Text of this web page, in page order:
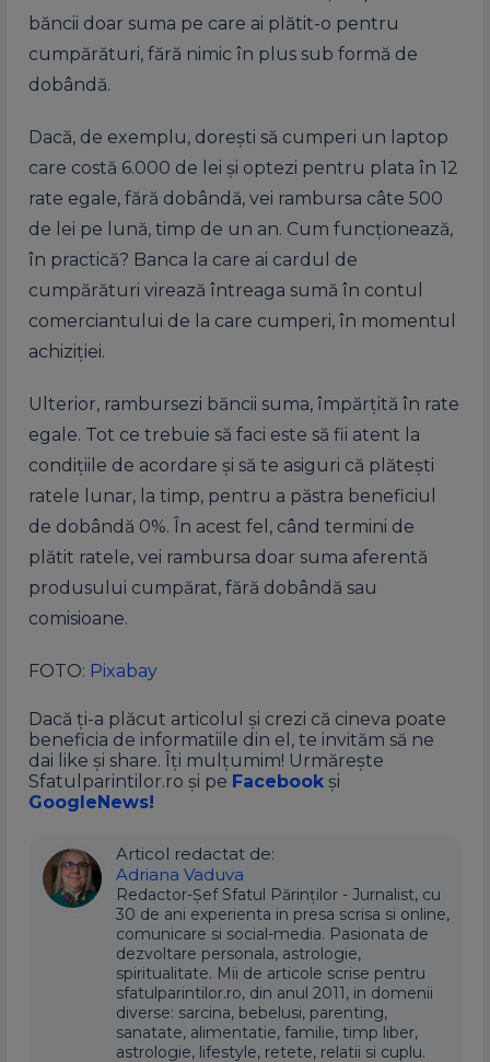
băncii doar suma pe care ai plătit-o pentru
cumpărături, fără nimic în plus sub formă de
dobândă.
Dacă, de exemplu, dorești să cumperi un laptop
care costă 6.000 de lei și optezi pentru plata în 12
rate egale, fără dobândă, vei rambursa câte 500
de lei pe lună, timp de un an. Cum funcționează,
în practică? Banca la care ai cardul de
cumpărături virează întreaga sumă în contul
comerciantului de la care cumperi, în momentul
achiziției.
Ulterior, rambursezi băncii suma, împărțită în rate
egale. Tot ce trebuie să faci este să fii atent la
condițiile de acordare și să te asiguri că plătești
ratele lunar, la timp, pentru a păstra beneficiul
de dobândă 0%. În acest fel, când termini de
plătit ratele, vei rambursa doar suma aferentă
produsului cumpărat, fără dobândă sau
comisioane.
FOTO: Pixabay
Dacă ți-a plăcut articolul și crezi că cineva poate
beneficia de informatiile din el, te invităm să ne
dai like și share. Îți mulțumim! Urmărește
Sfatulparintilor.ro și pe Facebook și
GoogleNews!
Articol redactat de:
Adriana Vaduva
Redactor-Șef Sfatul Părinților - Jurnalist, cu
30 de ani experienta in presa scrisa si online,
comunicare si social-media. Pasionata de
dezvoltare personala, astrologie,
spiritualitate. Mii de articole scrise pentru
sfatulparintilor.ro, din anul 2011, in domenii
diverse: sarcina, bebelusi, parenting,
sanatate, alimentatie, familie, timp liber,
astrologie, lifestyle, retete, relatii si cuplu.